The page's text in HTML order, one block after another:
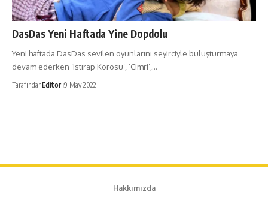
DasDas Yeni Haftada Yine Dopdolu
Yeni haftada DasDas sevilen oyunlarını seyirciyle buluşturmaya
devam ederken ‘Istırap Korosu’, ‘Cimri’,…
TarafındanEditör 9 May 2022
Hakkımızda